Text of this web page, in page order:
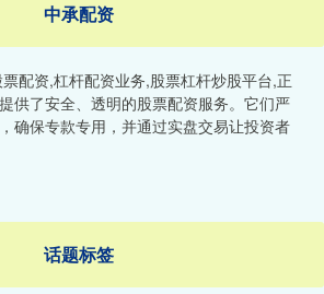
中承配资
配资,杠杆配资业务,股票杠杆炒股平台,正
供了安全、透明的股票配资服务。它们严
确保专款专用，并通过实盘交易让投资者
话题标签